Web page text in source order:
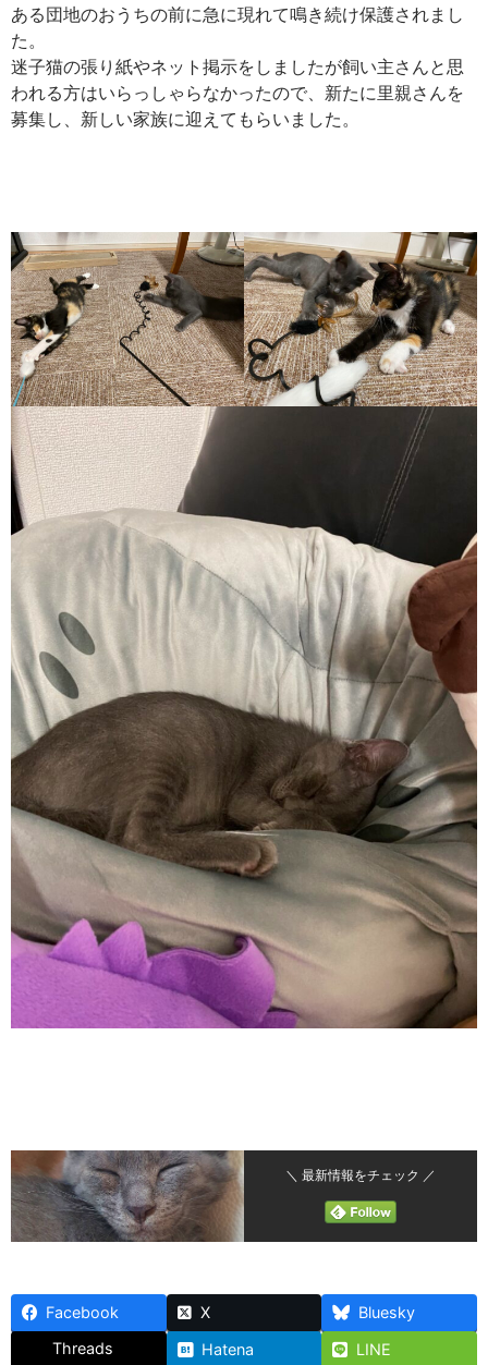
ある団地のおうちの前に急に現れて鳴き続け保護されまし
た。
迷子猫の張り紙やネット掲示をしましたが飼い主さんと思
われる方はいらっしゃらなかったので、新たに里親さんを
募集し、新しい家族に迎えてもらいました。
＼ 最新情報をチェック ／
Facebook X
Bluesky
Threads
Hatena LINE